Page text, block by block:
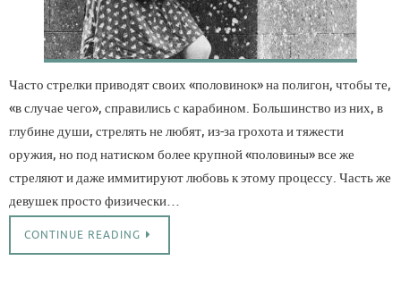
Часто стрелки приводят своих «половинок» на полигон, чтобы те,
«в случае чего», справились с карабином. Большинство из них, в
глубине души, стрелять не любят, из-за грохота и тяжести
оружия, но под натиском более крупной «половины» все же
стреляют и даже иммитируют любовь к этому процессу. Часть же
девушек просто физически…
CONTINUE READING